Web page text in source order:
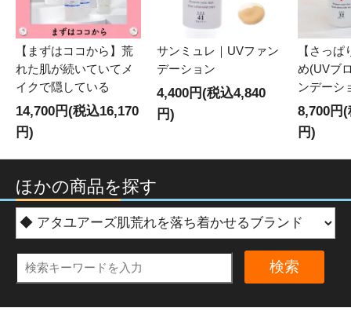
【まずはココから】荒
れた肌が続いていてメ
イクで隠している
14,700円(税込16,170
円)
サンミュレ｜UVファン
デーション
4,400円(税込4,840
円)
【さっ
め(UVブ
ンデーシ
8,700円
円)
ほかの商品を探す
検索